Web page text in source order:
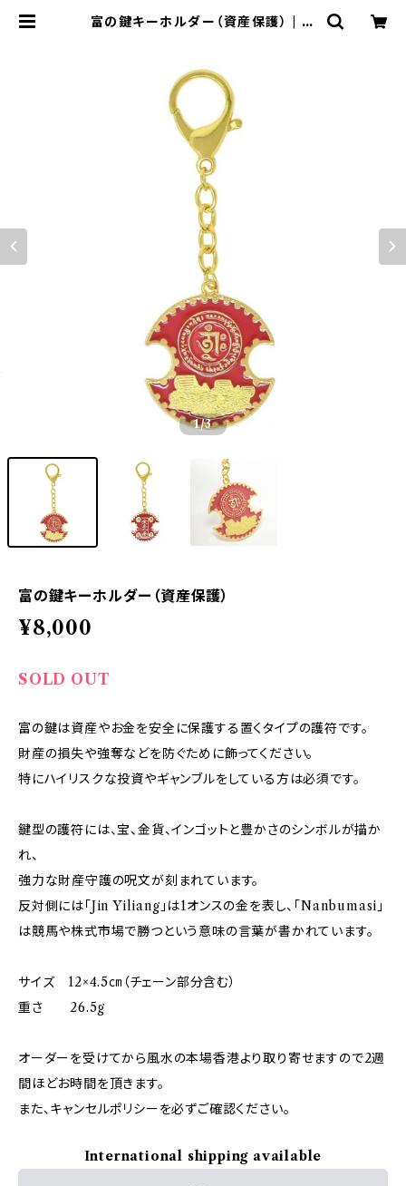
富の鍵キーホルダー（資産保護） | 松
1/3
富の鍵キーホルダー（資産保護）
¥8,000
SOLD OUT
富の鍵は資産やお金を安全に保護する置くタイプの護符です。
財産の損失や強奪などを防ぐために飾ってください。
特にハイリスクな投資やギャンブルをしている方は必須です。
鍵型の護符には、宝、金貨、インゴットと豊かさのシンボルが描か
れ、
強力な財産守護の呪文が刻まれています。
反対側には「Jin Yiliang」は1オンスの金を表し、「Nanbumasi」
は競馬や株式市場で勝つという意味の言葉が書かれています。
サイズ 12×4.5㎝（チェーン部分含む）
重さ 26.5g
オーダーを受けてから風水の本場香港より取り寄せますので2週
間ほどお時間を頂きます。
また、キャンセルポリシーを必ずご確認ください。
International shipping available